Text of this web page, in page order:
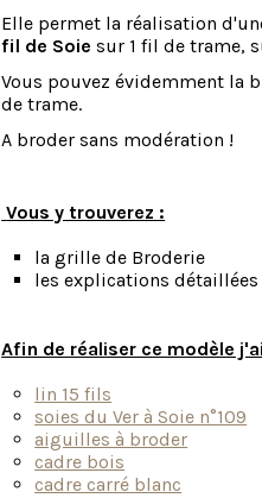
Elle permet la réalisation
fil de Soie sur 1 fil de trame,
Vous pouvez évidemment la
de trame.
A broder sans modération !
Vous y trouverez :
la grille de Broderie
les explications
Afin de réaliser ce modèle
lin 15 fils
soies du Ver à Soie n°109
aiguilles à broder
cadre bois
cadre carré blanc